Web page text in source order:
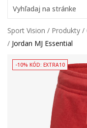
Vyhľadaj na stránke
Sport Vision Produkty
Jordan MJ Essential
-10% KÓD: EXTRA10